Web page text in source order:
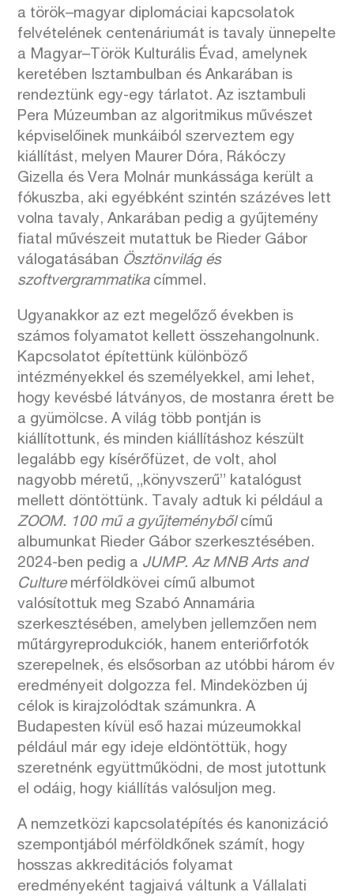
a török–magyar diplomáciai kapcsolatok
felvételének centenáriumát is tavaly ünnepelte
a Magyar–Török Kulturális Évad, amelynek
keretében Isztambulban és Ankarában is
rendeztünk egy-egy tárlatot. Az isztambuli
Pera Múzeumban az algoritmikus művészet
képviselőinek munkáiból szerveztem egy
kiállítást, melyen Maurer Dóra, Rákóczy
Gizella és Vera Molnár munkássága került a
fókuszba, aki egyébként szintén százéves lett
volna tavaly, Ankarában pedig a gyűjtemény
fiatal művészeit mutattuk be Rieder Gábor
válogatásában Ösztönvilág és
szoftvergrammatikacímmel.
Ugyanakkor az ezt megelőző években is
számos folyamatot kellett összehangolnunk.
Kapcsolatot építettünk különböző
intézményekkel és személyekkel, ami lehet,
hogy kevésbé látványos, de mostanra érett be
a gyümölcse. A világ több pontján is
kiállítottunk, és minden kiállításhoz készült
legalább egy kísérőfüzet, de volt, ahol
nagyobb méretű, „könyvszerű” katalógust
mellett döntöttünk. Tavaly adtuk ki például a
ZOOM. 100 mű a gyűjteményből című
albumunkat Rieder Gábor szerkesztésében.
2024-ben pedig a JUMP. Az MNB Arts and
Culturemérföldkövei című albumot
valósítottuk meg Szabó Annamária
szerkesztésében, amelyben jellemzően nem
műtárgyreprodukciók, hanem enteriőrfotók
szerepelnek, és elsősorban az utóbbi három év
eredményeit dolgozza fel. Mindeközben új
célok is kirajzolódtak számunkra. A
Budapesten kívül eső hazai múzeumokkal
például már egy ideje eldöntöttük, hogy
szeretnénk együttműködni, de most jutottunk
el odáig, hogy kiállítás valósuljon meg.
A nemzetközi kapcsolatépítés és kanonizáció
szempontjából mérföldkőnek számít, hogy
hosszas akkreditációs folyamat
eredményeként tagjaivá váltunk a Vállalati